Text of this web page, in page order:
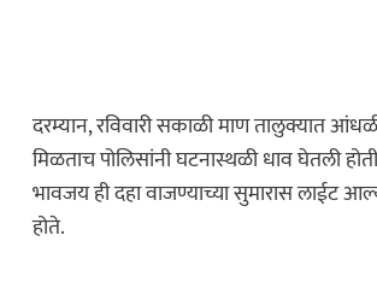
दरम्यान, रविवारी सकाळी माण तालुक्यात
मिळताच पोलिसांनी घटनास्थळी धाव घेतली
भावजय ही दहा वाजण्याच्या सुमारास लाईट
होते.